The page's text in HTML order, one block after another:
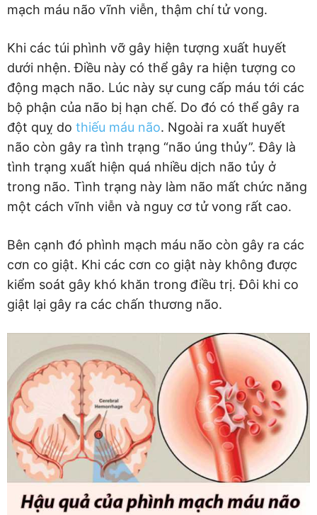
mạch máu não vĩnh viễn, thậm chí tử vong.
Khi các túi phình vỡ gây hiện tượng xuất huyết
dưới nhện. Điều này có thể gây ra hiện tượng co
động mạch não. Lúc này sự cung cấp máu tới các
bộ phận của não bị hạn chế. Do đó có thể gây ra
đột quỵ do thiếu máu não. Ngoài ra xuất huyết
não còn gây ra tình trạng “não úng thủy”. Đây là
tình trạng xuất hiện quá nhiều dịch não tủy ở
trong não. Tình trạng này làm não mất chức năng
một cách vĩnh viễn và nguy cơ tử vong rất cao.
Bên cạnh đó phình mạch máu não còn gây ra các
cơn co giật. Khi các cơn co giật này không được
kiểm soát gây khó khăn trong điều trị. Đôi khi co
giật lại gây ra các chấn thương não.